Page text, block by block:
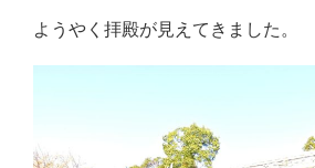
ようやく拝殿が見えてきました。